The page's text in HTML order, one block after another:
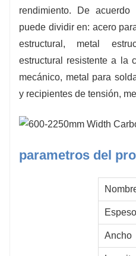
rendimiento. De
puede dividir en: acero
estructural, metal
estructural resistente a la
mecánico, metal para
y recipientes de tensión,
parametros del
Ancho